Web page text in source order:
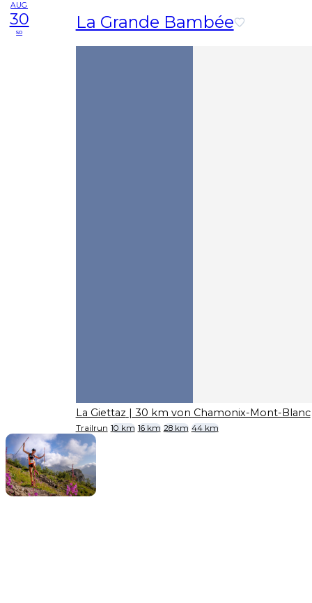
AUG
30
so La Grande Bambée
La Giettaz | 30 km von Chamonix-Mont-Blanc
Trailrun 10 km 16 km 28 km 44 km